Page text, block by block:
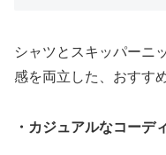
シャツとスキッパーニ
感を両立した、おすす
・カジュアルなコーデ